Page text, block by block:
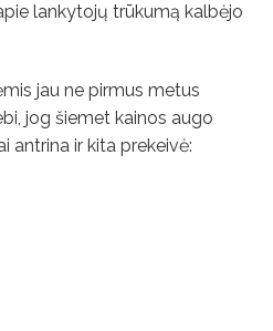
lankytojų trūkumą kalbėjo
jau ne pirmus metus
jog šiemet kainos augo
antrina ir kita prekeivė: